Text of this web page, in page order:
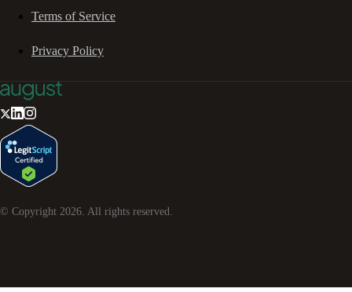
Terms of Service
Privacy Policy
© Copyright 2026. All rights reserved.